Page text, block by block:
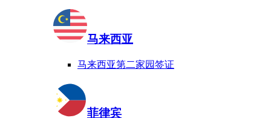
马来西亚
马来西亚第二家园签证
菲律宾